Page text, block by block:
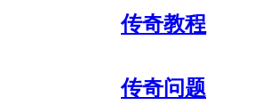
传奇教程
传奇问题